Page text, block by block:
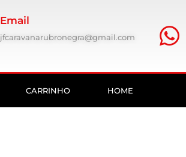
Email
jfcaravanarubronegra@gmail.com
CARRINHO HOME